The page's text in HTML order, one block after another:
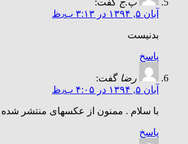
آبان ۵, ۱۳۹۴ در ۳:۱۳ ب٫ظ
بدنیست
پاسخ
رضا گفت:
آبان ۵, ۱۳۹۴ در ۴:۰۵ ب٫ظ
با سلام . ممنون از عکسهای منتشر
پاسخ